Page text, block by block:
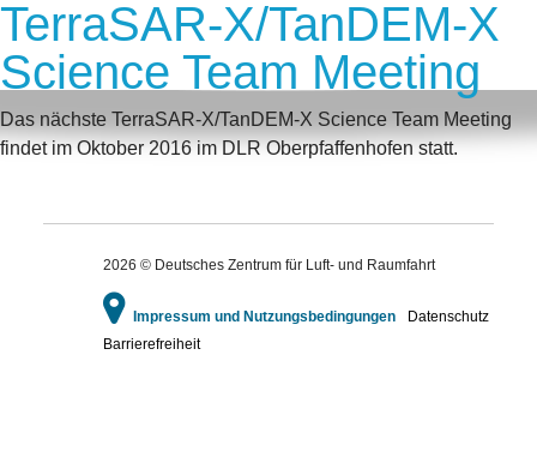
TerraSAR-X/TanDEM-X
Science Team Meeting
Das nächste TerraSAR-X/TanDEM-X Science Team Meeting
findet im Oktober 2016 im DLR Oberpfaffenhofen statt.
2026 © Deutsches Zentrum für Luft- und Raumfahrt
Impressum und Nutzungsbedingungen
Datenschutz
Barrierefreiheit